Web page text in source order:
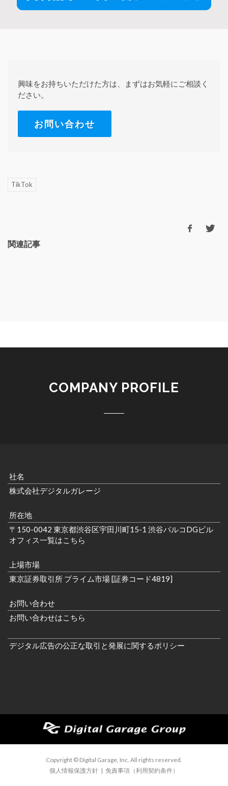
興味をお持ちいただけた方は、まずはお気軽にご相談く
ださい。
お問い合わせ
TikTok
関連記事
COMPANY PROFILE
社名
株式会社デジタルガレージ
所在地
〒150-0042 東京都渋谷区宇田川町15-1 渋谷パルコDGビル
オフィス一覧はこちら
上場市場
東京証券取引所 プライム市場 [証券コード4819]
お問い合わせ
お問い合わせはこちら
デジタル広告の公正な取引と発展に関するポリシー
Copyright © Digital Garage, Inc. All rights reserved.
個人情報保護方針 | 免責事項（利用契約条件）